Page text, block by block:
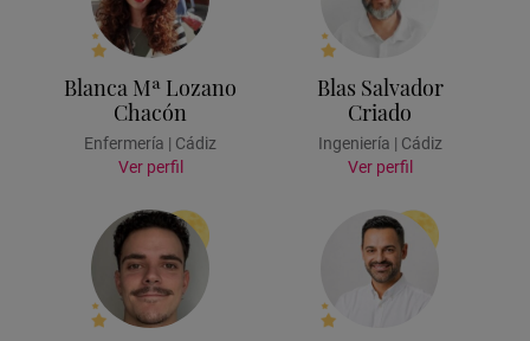
Blanca Mª Lozano
Chacón
Enfermería | Cádiz
Ver perfil
Blas Salvador
Criado
Ingeniería | Cádiz
Ver perfil